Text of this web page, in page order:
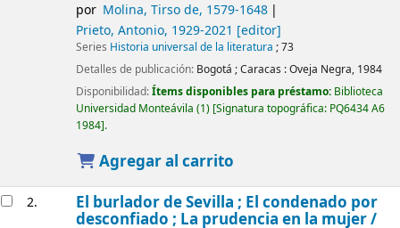
por Molina, Tirso de, 1579-1648
Prieto, Antonio, 1929-2021 [editor]
Series Historia universal de la literatura ; 73
Detalles de publicación: Bogotá ; Caracas :Oveja Negra, 1984
Disponibilidad:Ítems disponibles para préstamo: Biblioteca
Universidad Monteávila (1) Signatura topográfica: PQ6434 A6
1984 .
Agregar al carrito
2. El burlador de Sevilla ; El condenado por
desconfiado ; La prudencia en la mujer /